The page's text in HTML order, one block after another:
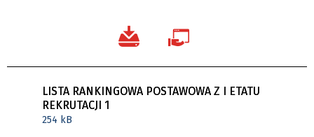
LISTA RANKINGOWA POSTAWOWA Z I ETATU
REKRUTACJI 1
254 kB